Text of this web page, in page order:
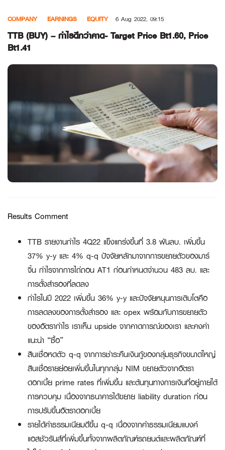
content
COMPANY EARNINGS EQUITY 6 Aug 2022, 09:15
TTB (BUY) – กำไรดีกว่าคาด- Target Price Bt1.60, Price
Bt1.41
Results Comment
TTB รายงานกำไร 4Q22 แข็งแกร่งขึ้นที่ 3.8 พันลบ. เพิ่มขึ้น
37% y-y และ 4% q-q ปัจจัยหลักมาจากการขยายตัวของมาร์
จิ้น กำไรจากการไถ่ถอน AT1 ก่อนกำหนดจำนวน 483 ลบ. และ
การตั้งสำรองที่ลดลง
กำไรในปี 2022 เพิ่มขึ้น 36% y-y และปัจจัยหนุนการเติบโตคือ
การลดลงของการตั้งสำรอง และ opex พร้อมกับการขยายตัว
ของอัตรากำไร เราเห็น upside จากคาดการณ์ของเรา และคงคำ
แนะนำ “ซื้อ”
สินเชื่อหดตัว q-q จากการชำระคืนเงินกู้ของกลุ่มธุรกิจขนาดใหญ่
สินเชื่อรายย่อยเพิ่มขึ้นในทุกกลุ่ม NIM ขยายตัวจากอัตรา
ดอกเบี้ย prime rates ที่เพิ่มขึ้น และต้นทุนทางการเงินที่อยู่ภายใต้
การควบคุม เนื่องจากธนาคารได้ขยาย liability duration ก่อน
การปรับขึ้นอัตราดอกเบี้ย
รายได้ค่าธรรมเนียมดีขึ้น q-q เนื่องจากค่าธรรมเนียมแบงค์
แอสชัวรันส์ที่เพิ่มขึ้นทั้งจากผลิตภัณฑ์รถยนต์และผลิตภัณฑ์ที่